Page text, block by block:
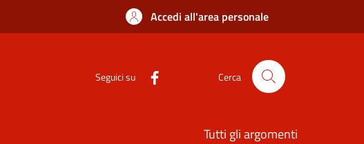
Accedi all'area personale
Seguici su Cerca
Tutti gli argomenti